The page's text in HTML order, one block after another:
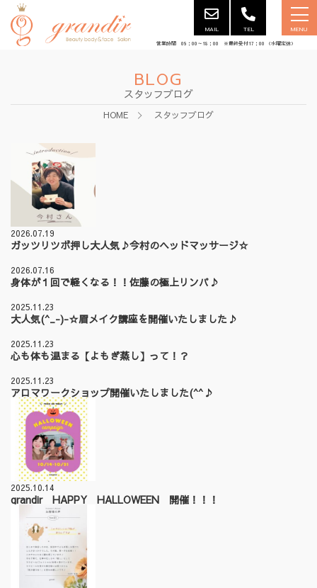
MAIL TEL MENU
営業時間 09：00～18：00 ※最終受付17：00 （水曜定休）
BLOG
スタッフブログ
HOME スタッフブログ
2026.07.19
ガッツリツボ押し大人気♪今村のヘッドマッサージ☆
2026.07.16
身体が１回で軽くなる！！佐藤の極上リンパ♪
2025.11.23
大人気(^_-)-☆眉メイク講座を開催いたしました♪
2025.11.23
心も体も温まる【よもぎ蒸し】って！？
2025.11.23
アロマワークショップ開催いたしました(^^♪
2025.10.14
grandir HAPPY HALLOWEEN 開催！！！